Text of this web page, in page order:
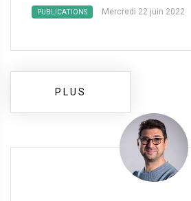
PUBLICATIONS Mercredi 22 juin 2022
PLUS